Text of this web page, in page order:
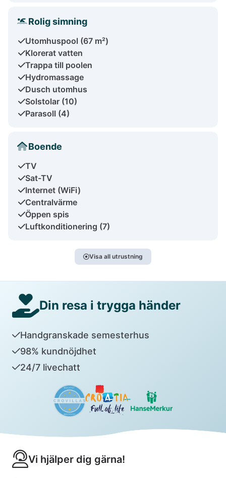
Rolig simning
Utomhuspool (67 m²)
Klorerat vatten
Trappa till poolen
Hydromassage
Dusch utomhus
Solstolar (10)
Parasoll (4)
Boende
TV
Sat-TV
Internet (WiFi)
Centralvärme
Öppen spis
Luftkonditionering (7)
Visa all utrustning
Din resa i trygga händer
Handgranskade semesterhus
98% kundnöjdhet
24/7 livechatt
Vi hjälper dig gärna!